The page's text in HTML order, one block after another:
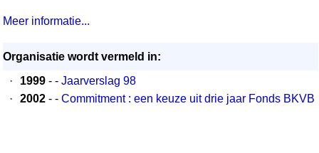
Meer informatie...
Organisatie wordt vermeld in:
·
1999 - - Jaarverslag 98
·
2002 - - Commitment : een keuze uit drie jaar Fonds BKVB